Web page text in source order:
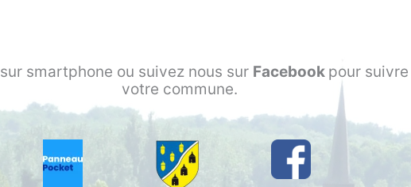
sur smartphone ou suivez nous sur Facebook pour
votre commune.